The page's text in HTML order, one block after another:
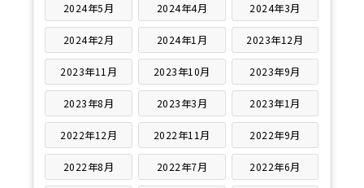
2024年5月 2024年4月 2024年3月
2024年2月 2024年1月 2023年12月
2023年11月 2023年10月 2023年9月
2023年8月 2023年3月 2023年1月
2022年12月 2022年11月 2022年9月
2022年8月 2022年7月 2022年6月